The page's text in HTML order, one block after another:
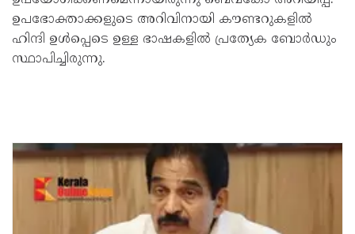
ഉപഭോക്താക്കളുടെ അറിവിനായി കൗണ്ടറുകളിൽ
ഹിന്ദി ഉൾപ്പെടെ ഉള്ള ഭാഷകളിൽ പ്രത്യേക ബോർഡും
സ്ഥാപിച്ചിരുന്നു.